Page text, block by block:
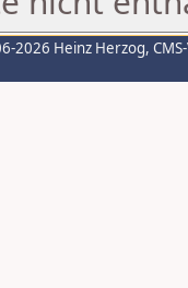
2026 Heinz Herzog,